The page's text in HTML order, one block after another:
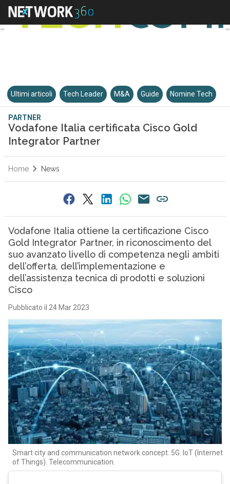
Ultimi articoli Tech Leader M&A Guide Nomine Tech
PARTNER
Vodafone Italia certificata Cisco Gold
Integrator Partner
Home News
Vodafone Italia ottiene la certificazione Cisco
Gold Integrator Partner, in riconoscimento del
suo avanzato livello di competenza negli ambiti
dell’offerta, dell’implementazione e
dell’assistenza tecnica di prodotti e soluzioni
Cisco
Pubblicato il 24 Mar 2023
Smart city and communication network concept. 5G. IoT (Internet
of Things). Telecommunication.